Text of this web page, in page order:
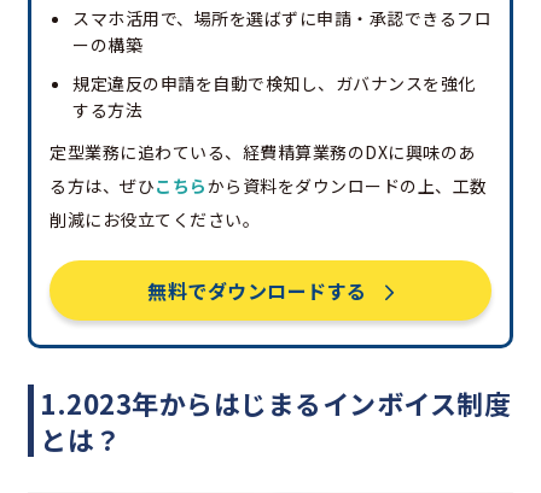
スマホ活用で、場所を選ばずに申請・承認できるフロ
ーの構築
規定違反の申請を自動で検知し、ガバナンスを強化
する方法
定型業務に追わている、経費精算業務のDXに興味のあ
る方は、ぜひこちらから資料をダウンロードの上、工数
削減にお役立てください。
無料でダウンロードする
1.2023年からはじまるインボイス制度
とは？